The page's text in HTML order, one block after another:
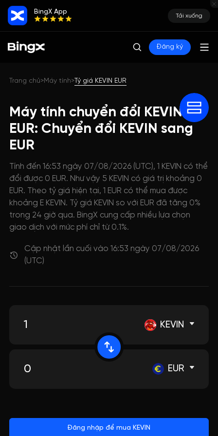
BingX App
Tải xuống
Đăng ký
Trang chủ>Máy tính>Tỷ giá KEVIN EUR
Máy tính chuyển đổi KEVIN
EUR: Chuyển đổi KEVIN sang
EUR
Tính đến 16:53 ngày 07/08/2026 (UTC), 1 KEVIN có thể
đổi được 0 EUR. Như vậy 5 KEVIN có giá trị khoảng 0
EUR. Theo tỷ giá hiện tại, 1 EUR có thể mua được
khoảng E KEVIN. Tỷ giá KEVIN so với EUR đã tăng 0%
trong 24 giờ qua. BingX cung cấp nhiều lựa chọn
giao dịch với mức phí chỉ từ 0.1%.
Cập nhật lần cuối vào 16:53 ngày 07/08/2026
(UTC)
KEVIN
EUR
Đăng nhập để mua KEVIN